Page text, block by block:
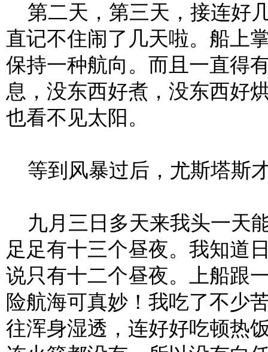
第二天，第三天，接连好
直记不住闹了几天啦。船上
保持一种航向。而且一直得
息，没东西好煮，没东西好
也看不见太阳。
等到风暴过后，尤斯塔斯
九月三日多天来我头一天
足足有十三个昼夜。我知道
说只有十二个昼夜。上船跟
险航海可真妙！我吃了不少
往浑身湿透，连好好吃顿热